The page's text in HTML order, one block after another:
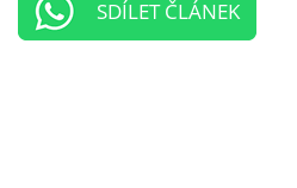
SDÍLET ČLÁNEK